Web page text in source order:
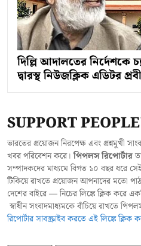
দিল্লি আদালতের নির্দেশকে
দ্বারস্থ নিউজক্লিক এডিটর
SUPPORT
ভারতের প্রয়োজন নিরপেক্ষ এবং প্রশ্নমুখী
খবর পরিবেশন করে।পিপলস রিপোর্টার
সম্পাদকদের মাধ্যমে বিগত ১০ বছর ধরে
টিকিয়ে রাখতে প্রয়োজন আপনাদের মতো
দেশের বাইরে — নিচের লিঙ্কে ক্লিক করে
স্বাধীন সংবাদমাধ্যমকে বাঁচিয়ে রাখতে
রিপোর্টার সাবস্ক্রাইব করতে এই লিঙ্কে ক্লিক